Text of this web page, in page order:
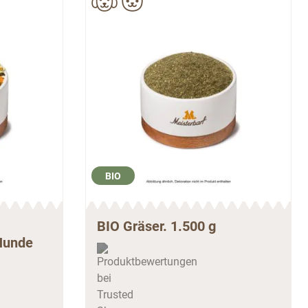
BIO
BIO Gräser. 1.500 g